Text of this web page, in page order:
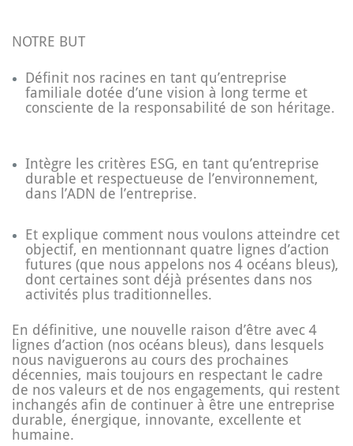
NOTRE BUT
Définit nos racines en tant qu’entreprise
familiale dotée d’une vision à long terme et
consciente de la responsabilité de son héritage.
Intègre les critères ESG, en tant qu’entreprise
durable et respectueuse de l’environnement,
dans l’ADN de l’entreprise.
Et explique comment nous voulons atteindre cet
objectif, en mentionnant quatre lignes d’action
futures (que nous appelons nos 4 océans bleus),
dont certaines sont déjà présentes dans nos
activités plus traditionnelles.
En définitive, une nouvelle raison d’être avec 4
lignes d’action (nos océans bleus), dans lesquels
nous naviguerons au cours des prochaines
décennies, mais toujours en respectant le cadre
de nos valeurs et de nos engagements, qui restent
inchangés afin de continuer à être une entreprise
durable, énergique, innovante, excellente et
humaine.